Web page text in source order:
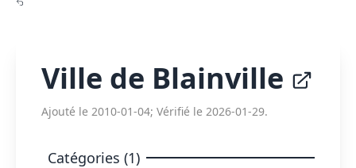
Ville de Blainville
Ajouté le 2010-01-04; Vérifié le 2026-01-29.
Catégories (1)